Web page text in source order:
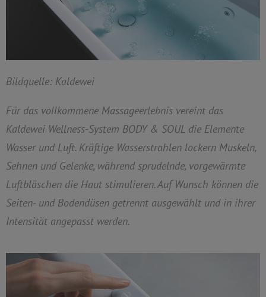
Bildquelle: Kaldewei
Für das vollkommene Massageerlebnis vereint das
Kaldewei Wellness-System BODY & SOUL die Elemente
Wasser und Luft. Kräftige Wasserstrahlen lockern Muskeln,
Sehnen und Gelenke, während sprudelnde, vorgewärmte
Luftbläschen die Haut stimulieren. Auf Wunsch können die
Seiten- und Bodendüsen getrennt ausgewählt und in ihrer
Intensität angepasst werden.